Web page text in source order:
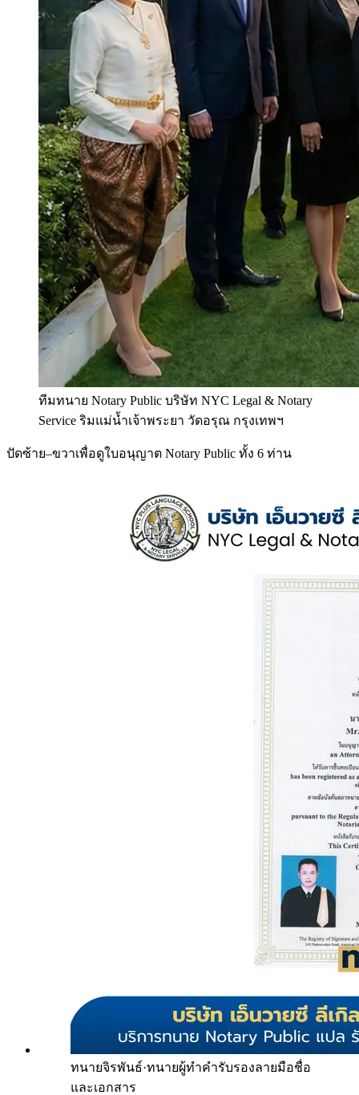
ทีมทนาย Notary Public บริษัท NYC Legal & Notary
Service ริมแม่น้ำเจ้าพระยา วัดอรุณ กรุงเทพฯ
ปัดซ้าย–ขวาเพื่อดูใบอนุญาต Notary Public ทั้ง 6 ท่าน
ทนายจิรพันธ์·ทนายผู้ทำคำรับรองลายมือชื่อ
และเอกสาร